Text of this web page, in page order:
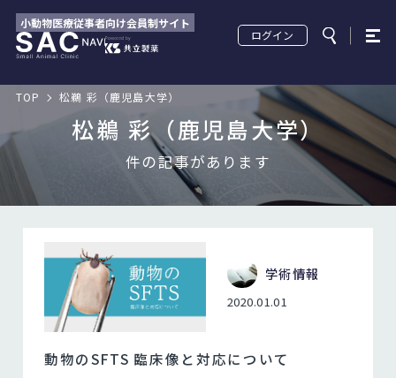
小動物医療従事者向け会員制サイト
ログイン
TOP 松鵜 彩（鹿児島大学）
松鵜 彩（鹿児島大学）
件の記事があります
学術情報
2020.01.01
動物のSFTS 臨床像と対応について